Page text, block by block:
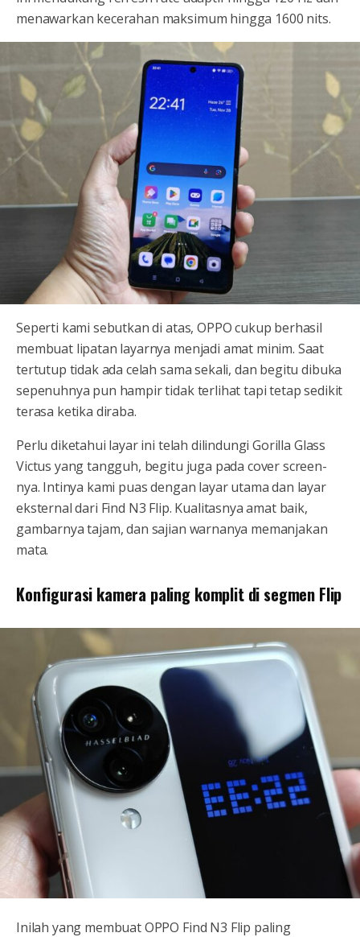
menawarkan kecerahan maksimum hingga 1600 nits.
Seperti kami sebutkan di atas, OPPO cukup berhasil
membuat lipatan layarnya menjadi amat minim. Saat
tertutup tidak ada celah sama sekali, dan begitu dibuka
sepenuhnya pun hampir tidak terlihat tapi tetap sedikit
terasa ketika diraba.
Perlu diketahui layar ini telah dilindungi Gorilla Glass
Victus yang tangguh, begitu juga pada cover screen-
nya. Intinya kami puas dengan layar utama dan layar
eksternal dari Find N3 Flip. Kualitasnya amat baik,
gambarnya tajam, dan sajian warnanya memanjakan
mata.
Konfigurasi kamera paling komplit di segmen Flip
Inilah yang membuat OPPO Find N3 Flip paling